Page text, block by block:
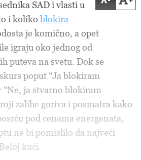
SAD i vlasti u
i koliko blokira
je komično, a opet
igraju oko jednog od
puteva na svetu. Dok se
poput "Ja blokiram
"Ne, ja stvarno blokiram
zalihe goriva i posmatra kako
pod cenama energenata,
ne bi pomislilo da najveći
kući.